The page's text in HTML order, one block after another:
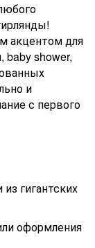
акцентом для
baby shower,
и
с первого
гигантских
оформления